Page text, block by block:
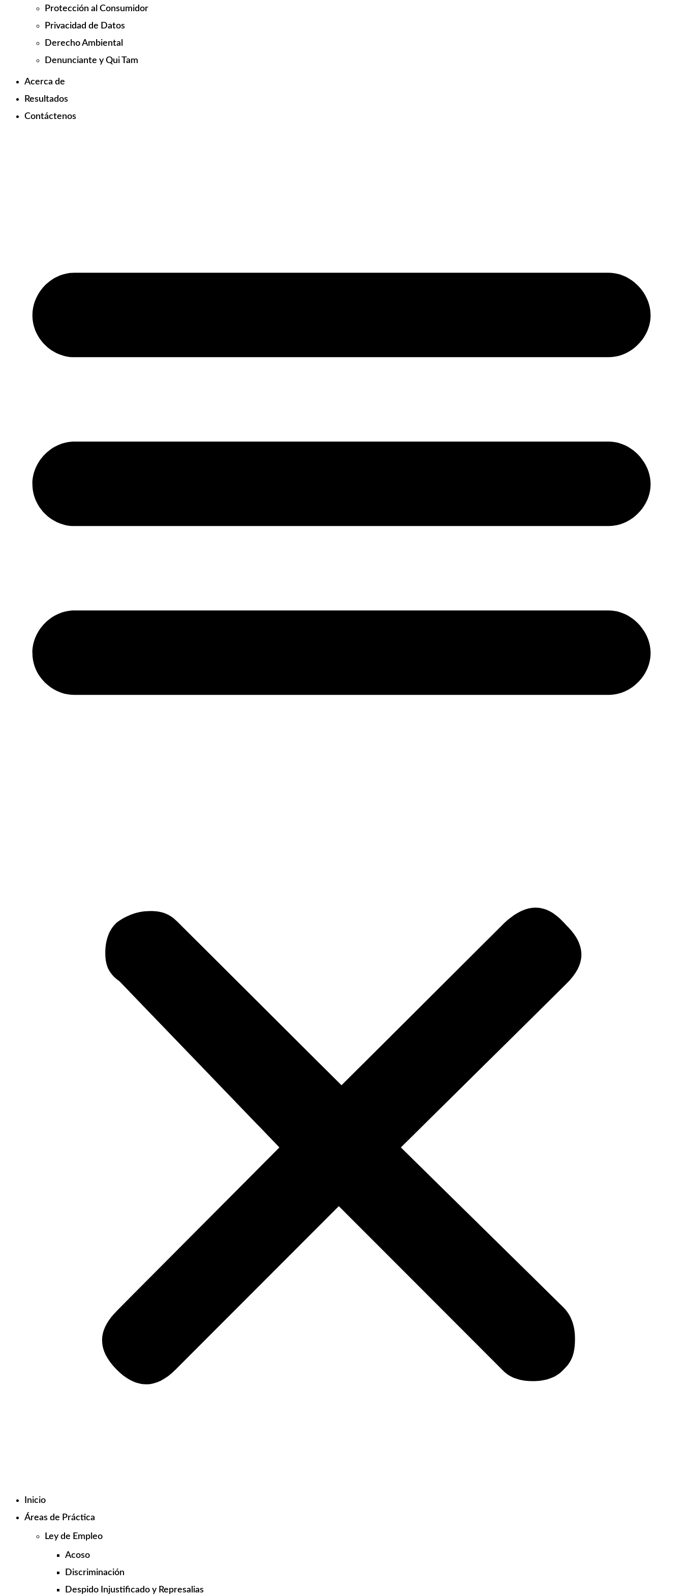
Protección al Consumidor
Privacidad de Datos
Derecho Ambiental
Denunciante y Qui Tam
Acerca de
Resultados
Contáctenos
Inicio
Áreas de Práctica
Ley de Empleo
Acoso
Discriminación
Despido Injustificado y Represalias